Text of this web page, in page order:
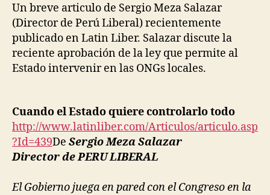
Un breve articulo de Sergio Meza Salazar
(Director de Perú Liberal) recientemente
publicado en Latin Liber. Salazar discute la
reciente aprobación de la ley que permite al
Estado intervenir en las ONGs locales.
Cuando el Estado quiere controlarlo todo
http://www.latinliber.com/Articulos/articulo.asp
?Id=439De Sergio Meza Salazar
Director de PERU LIBERAL
El Gobierno juega en pared con el Congreso en la